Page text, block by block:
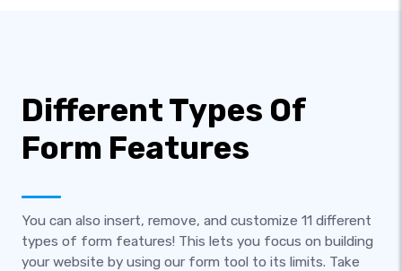
Different Types Of
Form Features
You can also insert, remove, and customize 11 different
types of form features! This lets you focus on building
your website by using our form tool to its limits. Take